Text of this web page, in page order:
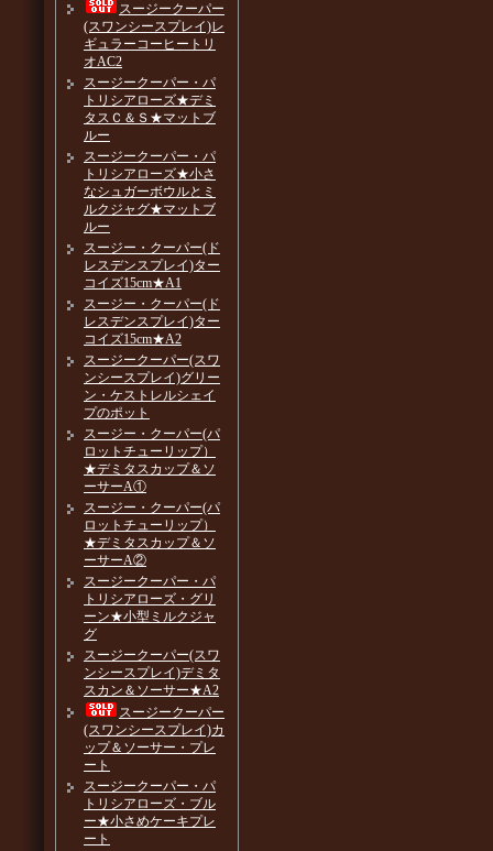
スージークーパー
(スワンシースプレイ)レ
ギュラーコーヒートリ
オAC2
スージークーパー・パ
トリシアローズ★デミ
タスＣ＆Ｓ★マットブ
ルー
スージークーパー・パ
トリシアローズ★小さ
なシュガーボウルとミ
ルクジャグ★マットブ
ルー
スージー・クーパー(ド
レスデンスプレイ)ター
コイズ15cm★A1
スージー・クーパー(ド
レスデンスプレイ)ター
コイズ15cm★A2
スージークーパー(スワ
ンシースプレイ)グリー
ン・ケストレルシェイ
プのポット
スージー・クーパー(パ
ロットチューリップ）
★デミタスカップ＆ソ
ーサーA①
スージー・クーパー(パ
ロットチューリップ）
★デミタスカップ＆ソ
ーサーA②
スージークーパー・パ
トリシアローズ・グリ
ーン★小型ミルクジャ
グ
スージークーパー(スワ
ンシースプレイ)デミタ
スカン＆ソーサー★A2
スージークーパー
(スワンシースプレイ)カ
ップ＆ソーサー・プレ
ート
スージークーパー・パ
トリシアローズ・ブル
ー★小さめケーキプレ
ート